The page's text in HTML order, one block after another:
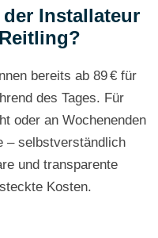
der Installateur
bereits ab 89 € für
des Tages. Für
oder an Wochenenden
– selbstverständlich
und transparente
Kosten.